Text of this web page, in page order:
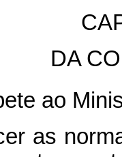
DA
ao
normas